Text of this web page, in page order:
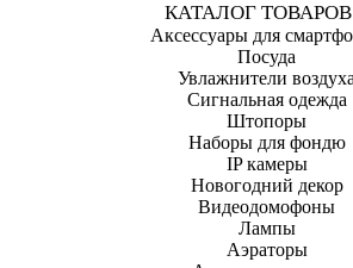
КАТАЛОГ ТОВАРОВ
Аксессуары для
Посуда
Увлажнители воздуха
Сигнальная одежда
Штопоры
Наборы для фондю
IP камеры
Новогодний декор
Видеодомофоны
Лампы
Аэраторы